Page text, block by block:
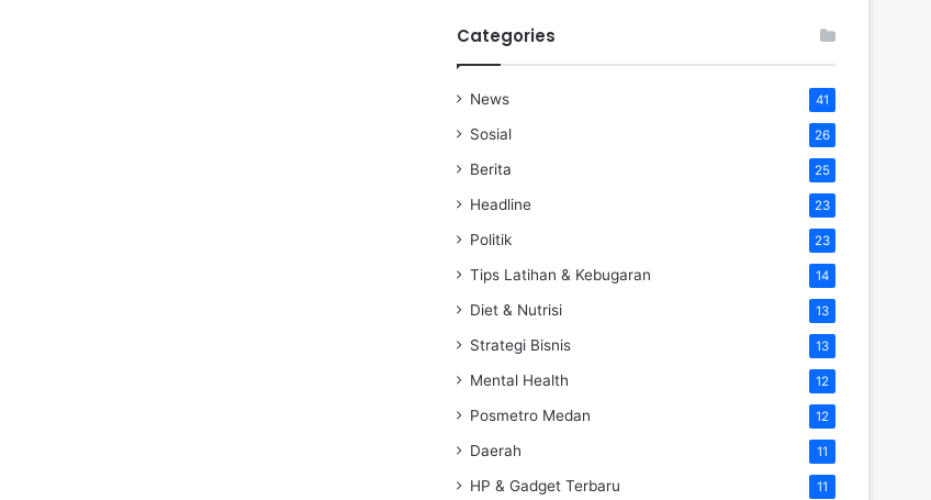
Categories
News 41
Sosial 26
Berita 25
Headline 23
Politik 23
Tips Latihan & Kebugaran 14
Diet & Nutrisi 13
Strategi Bisnis 13
Mental Health 12
Posmetro Medan 12
Daerah 11
HP & Gadget Terbaru 11